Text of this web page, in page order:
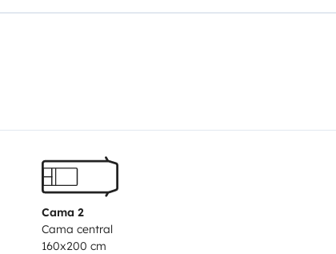
Cama 2
Cama central
160x200 cm